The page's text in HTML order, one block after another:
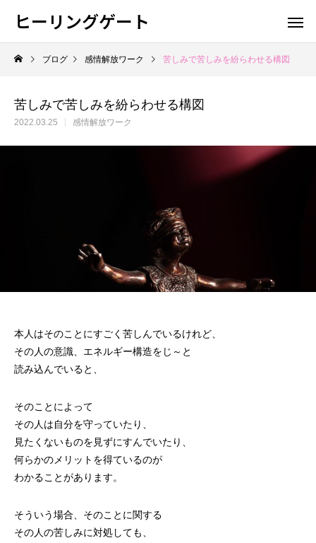
ヒーリングゲート
ブログ 感情解放ワーク 苦しみで苦しみを紛らわせる構図
苦しみで苦しみを紛らわせる構図
2022.03.25 感情解放ワーク
本人はそのことにすごく苦しんでいるけれど、
その人の意識、エネルギー構造をじ～と
読み込んでいると、
そのことによって
その人は自分を守っていたり、
見たくないものを見ずにすんでいたり、
何らかのメリットを得ているのが
わかることがあります。
そういう場合、そのことに関する
その人の苦しみに対処しても、